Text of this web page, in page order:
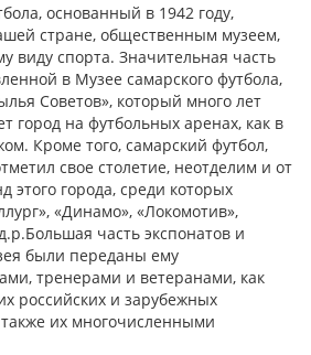
основанный в 1942 году,
стране, общественным музеем,
виду спорта. Значительная часть
в Музее самарского футбола,
Советов», который много лет
город на футбольных аренах, как в
Кроме того, самарский футбол,
свое столетие, неотделим и от
этого города, среди которых
«Динамо», «Локомотив»,
часть экспонатов и
были переданы ему
тренерами и ветеранами, как
российских и зарубежных
их многочисленными